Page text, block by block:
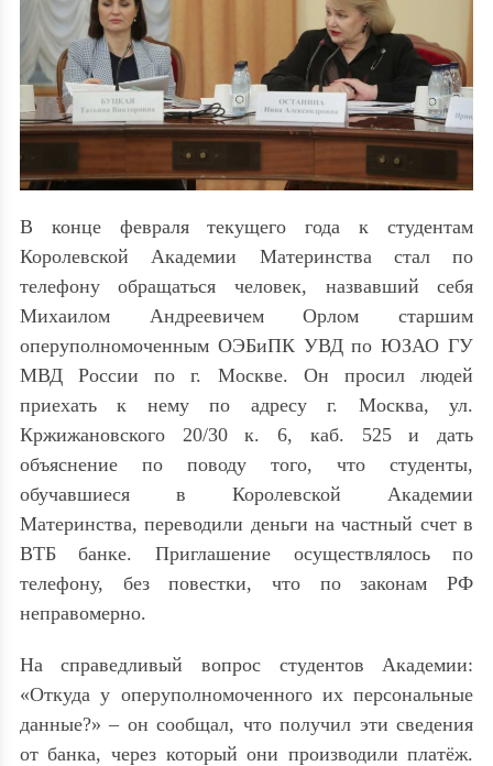
В конце февраля текущего года к студентам
Королевской Академии Материнства стал по
телефону обращаться человек, назвавший себя
Михаилом Андреевичем Орлом старшим
оперуполномоченным ОЭБиПК УВД по ЮЗАО ГУ
МВД России по г. Москве. Он просил людей
приехать к нему по адресу г. Москва, ул.
Кржижановского 20/30 к. 6, каб. 525 и дать
объяснение по поводу того, что студенты,
обучавшиеся в Королевской Академии
Материнства, переводили деньги на частный счет в
ВТБ банке. Приглашение осуществлялось по
телефону, без повестки, что по законам РФ
неправомерно.
На справедливый вопрос студентов Академии:
«Откуда у оперуполномоченного их персональные
данные?» – он сообщал, что получил эти сведения
от банка, через который они производили платёж.